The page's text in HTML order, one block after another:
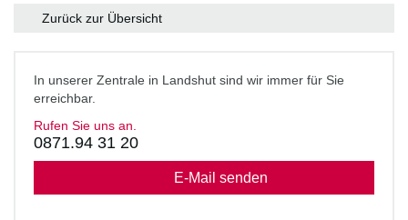
Zurück zur Übersicht
In unserer Zentrale in Landshut sind wir immer für Sie
erreichbar.
Rufen Sie uns an.
0871.94 31 20
E-Mail senden